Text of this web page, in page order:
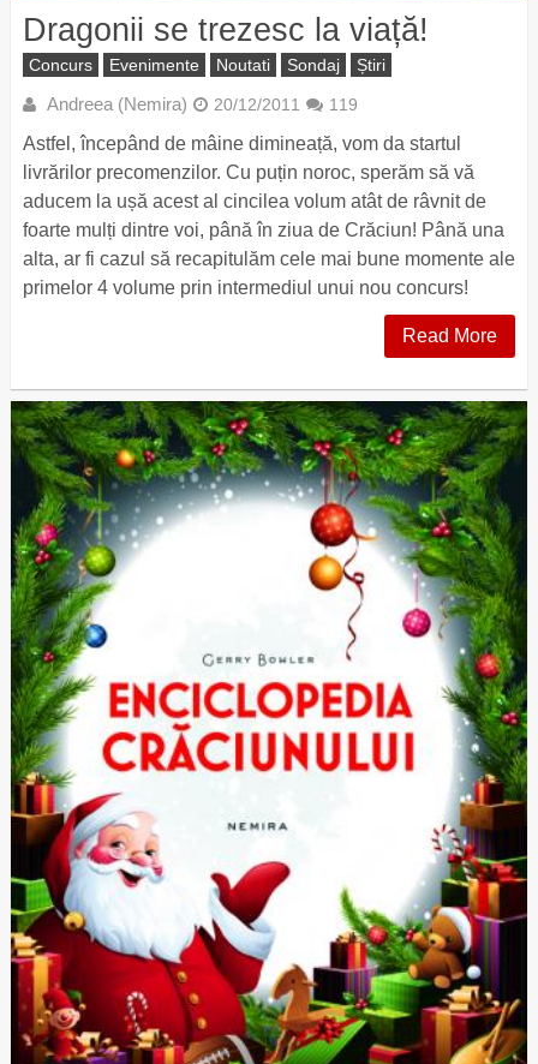
Dragonii se trezesc la viață!
Concurs Evenimente Noutati Sondaj Știri
Andreea (Nemira) 20/12/2011 119
Astfel, începând de mâine dimineață, vom da startul
livrărilor precomenzilor. Cu puțin noroc, sperăm să vă
aducem la ușă acest al cincilea volum atât de râvnit de
foarte mulți dintre voi, până în ziua de Crăciun! Până una
alta, ar fi cazul să recapitulăm cele mai bune momente ale
primelor 4 volume prin intermediul unui nou concurs!
Read More